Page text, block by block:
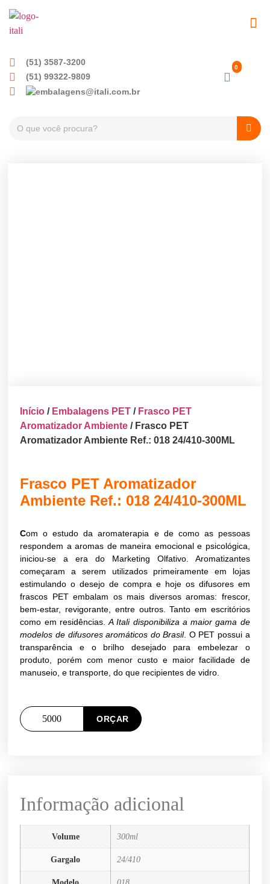
(51) 3587-3200
(51) 99322-9809
Início / Embalagens PET / Frasco PET
Aromatizador Ambiente / Frasco PET
Aromatizador Ambiente Ref.: 018 24/410-300ML
Frasco PET Aromatizador
Ambiente Ref.: 018 24/410-300ML
Com o estudo da aromaterapia e de como as pessoas
respondem a aromas de maneira emocional e psicológica,
iniciou-se a era do Marketing Olfativo. Aromatizantes
começaram a serem utilizados primeiramente em lojas
estimulando o desejo de compra e hoje os difusores em
frascos PET embalam os mais diversos aromas: frescor,
bem-estar, revigorante, entre outros. Tanto em escritórios
como em residências.A Itali disponibiliza a maior gama de
modelos de difusores aromáticos do Brasil. O PET possui a
transparência e o brilho desejado para embelezar o
produto, porém com menor custo e maior facilidade de
manuseio, e transporte, do que recipientes de vidro.
ORÇAR
Informação adicional
Volume 300ml
Gargalo 24/410